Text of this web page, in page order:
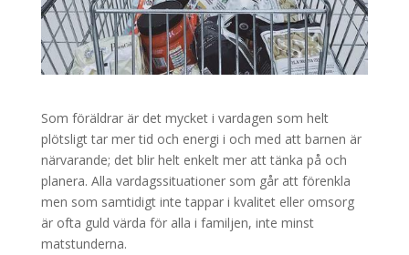
Som föräldrar är det mycket i vardagen som helt
plötsligt tar mer tid och energi i och med att barnen är
närvarande; det blir helt enkelt mer att tänka på och
planera. Alla vardagssituationer som går att förenkla
men som samtidigt inte tappar i kvalitet eller omsorg
är ofta guld värda för alla i familjen, inte minst
matstunderna.